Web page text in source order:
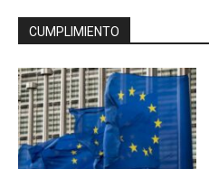
CUMPLIMIENTO